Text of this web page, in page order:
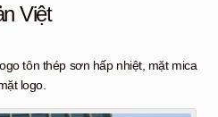
Việt
tôn thép sơn hấp nhiệt, mặt mica
logo.